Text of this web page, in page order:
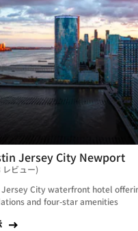
Jersey City Newport
レビュー)
City waterfront hotel
and four-star amenities